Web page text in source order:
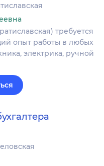
требуется
опыт работы в любых
электрика, ручной